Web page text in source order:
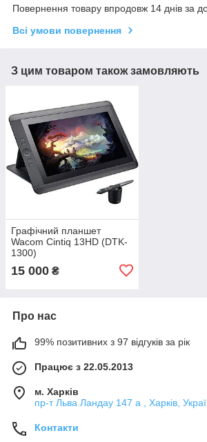
Повернення товару впродовж 14 днів за
Всі умови повернення
З цим товаром також замовляють
Графічний планшет
Wacom Cintiq 13HD (DTK-
1300)
15 000 ₴
Про нас
99% позитивних з 97 відгуків за рік
Працює з 22.05.2013
м. Харків
пр-т Льва Ландау 147 а , Харків,
Контакти